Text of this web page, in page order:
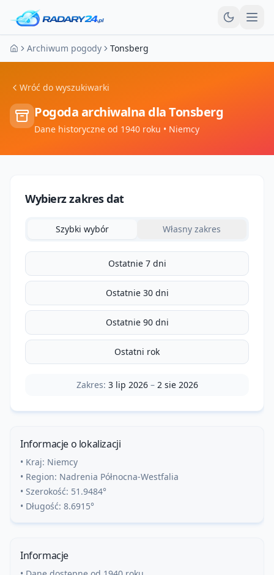
Strona główna
Archiwum pogody Tonsberg
Wróć do wyszukiwarki
Pogoda archiwalna dlaTonsberg
Dane historyczne od 1940 roku • Niemcy
Wybierz zakres dat
Szybki wybór Własny zakres
Ostatnie 7 dni
Ostatnie 30 dni
Ostatnie 90 dni
Ostatni rok
Zakres: 3 lip 2026– 2 sie 2026
Informacje o lokalizacji
• Kraj: Niemcy
• Region: Nadrenia Północna-Westfalia
• Szerokość: 51.9484°
• Długość: 8.6915°
Informacje